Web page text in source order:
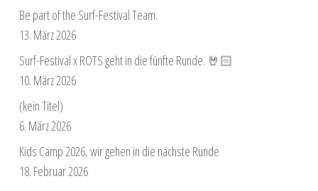
Be part of the Surf-Festival Team.
13. März 2026
Surf-Festival x ROTS geht in die fünfte Runde. 🤘🏻
10. März 2026
(kein Titel)
6. März 2026
Kids Camp 2026, wir gehen in die nächste Runde
18. Februar 2026